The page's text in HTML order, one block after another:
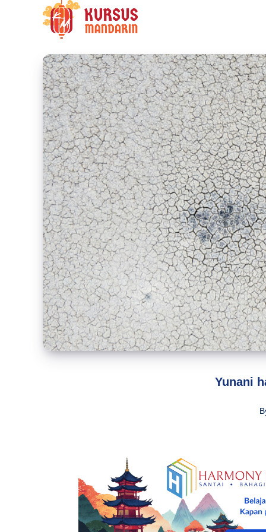
Yunani